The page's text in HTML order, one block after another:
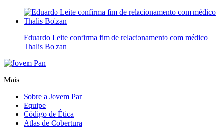
Eduardo Leite confirma fim de relacionamento com médico
Thalis Bolzan
Mais
Sobre a Jovem Pan
Equipe
Código de Ética
Atlas de Cobertura